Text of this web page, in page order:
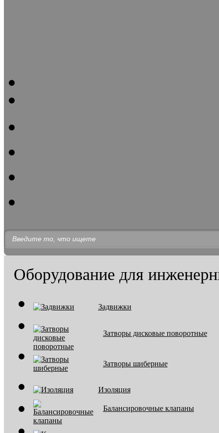
Оборудование для
Задвижки
Затворы дисковые поворотные
Затворы шиберные
Изоляция
Балансировочные клапаны